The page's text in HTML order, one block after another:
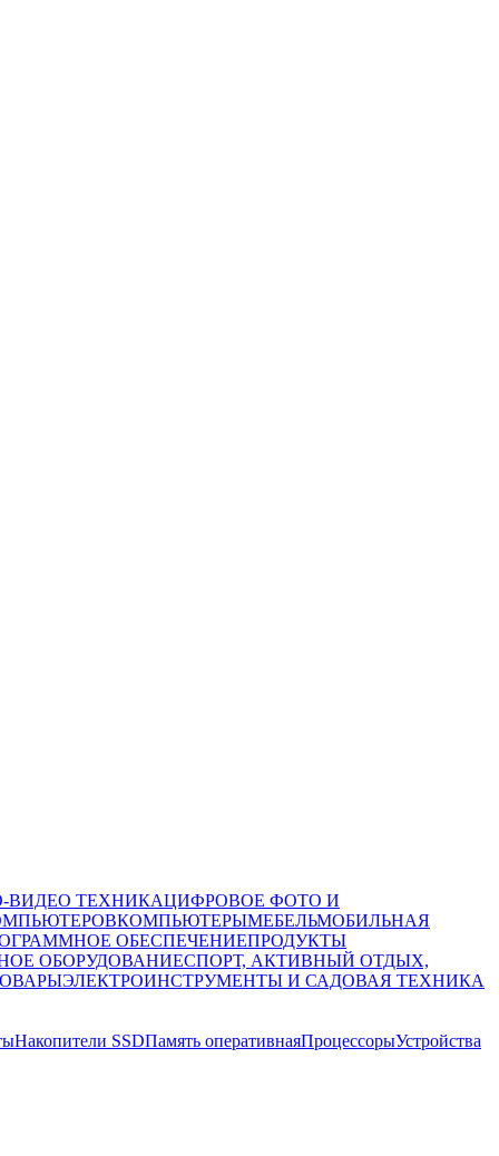
ВИДЕО ТЕХНИКАЦИФРОВОЕ ФОТО И
КОМПЬЮТЕРЫМЕБЕЛЬМОБИЛЬНАЯ
ОБЕСПЕЧЕНИЕПРОДУКТЫ
ОБОРУДОВАНИЕСПОРТ, АКТИВНЫЙ ОТДЫХ,
ЭЛЕКТРОИНСТРУМЕНТЫ И САДОВАЯ ТЕХНИКА
Накопители SSDПамять оперативнаяПроцессорыУстройства